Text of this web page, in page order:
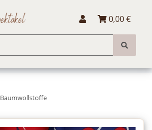
0,00 €
Baumwollstoffe